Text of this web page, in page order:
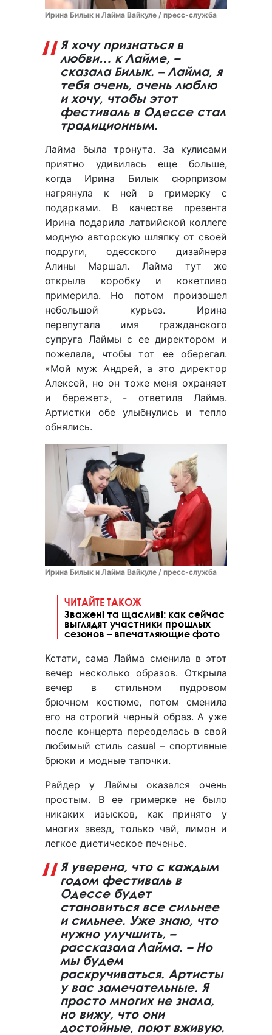
Ирина Билык и Лайма Вайкуле / пресс-служба
Я хочу признаться в
любви… к Лайме, –
сказала Билык. – Лайма, я
тебя очень, очень люблю
и хочу, чтобы этот
фестиваль в Одессе стал
традиционным.
Лайма была тронута. За кулисами
приятно удивилась еще больше,
когда Ирина Билык сюрпризом
нагрянула к ней в гримерку с
подарками. В качестве презента
Ирина подарила латвийской коллеге
модную авторскую шляпку от своей
подруги, одесского дизайнера
Алины Маршал. Лайма тут же
открыла коробку и кокетливо
примерила. Но потом произошел
небольшой курьез. Ирина
перепутала имя гражданского
супруга Лаймы с ее директором и
пожелала, чтобы тот ее оберегал.
«Мой муж Андрей, а это директор
Алексей, но он тоже меня охраняет
и бережет», - ответила Лайма.
Артистки обе улыбнулись и тепло
обнялись.
Ирина Билык и Лайма Вайкуле / пресс-служба
ЧИТАЙТЕ ТАКОЖ
Зважені та щасливі: как сейчас
выглядят участники прошлых
сезонов – впечатляющие фото
Кстати, сама Лайма сменила в этот
вечер несколько образов. Открыла
вечер в стильном пудровом
брючном костюме, потом сменила
его на строгий черный образ. А уже
после концерта переоделась в свой
любимый стиль casual – спортивные
брюки и модные тапочки.
Райдер у Лаймы оказался очень
простым. В ее гримерке не было
никаких изысков, как принято у
многих звезд, только чай, лимон и
легкое диетическое печенье.
Я уверена, что с каждым
годом фестиваль в
Одессе будет
становиться все сильнее
и сильнее. Уже знаю, что
нужно улучшить, –
рассказала Лайма. – Но
мы будем
раскручиваться. Артисты
у вас замечательные. Я
просто многих не знала,
но вижу, что они
достойные, поют вживую.